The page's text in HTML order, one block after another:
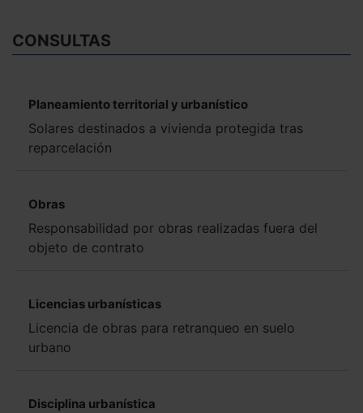
CONSULTAS
Planeamiento territorial y urbanístico
Solares destinados a vivienda protegida tras
reparcelación
Obras
Responsabilidad por obras realizadas fuera del
objeto de contrato
Licencias urbanísticas
Licencia de obras para retranqueo en suelo
urbano
Disciplina urbanística